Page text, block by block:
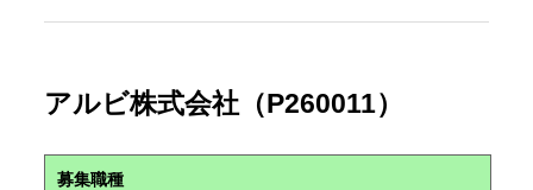
アルビ株式会社（P260011）
募集職種